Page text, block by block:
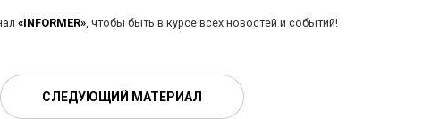
«INFORMER», чтобы быть в курсе всех новостей и событий!
СЛЕДУЮЩИЙ МАТЕРИАЛ